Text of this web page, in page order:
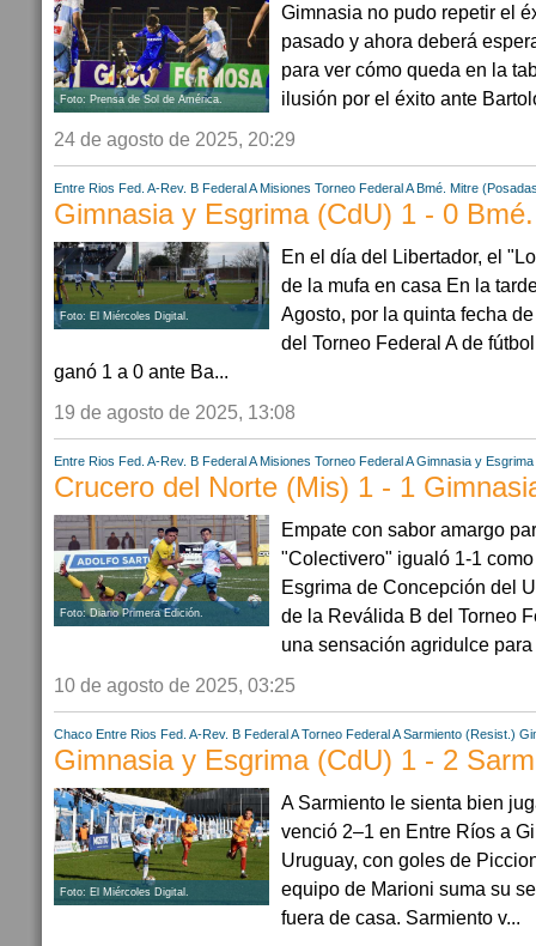
Foto: Prensa de Sol de América.
Gimnasia no pudo repetir el
pasado y ahora deberá
para ver cómo queda en la
ilusión por el éxito ante
24 de agosto de 2025, 20:29
Entre Rios Fed. A-Rev. B Federal A Misiones Torneo Federal A Bmé. Mitre
Gimnasia y Esgrima (CdU) 1 - 0
Foto: El Miércoles Digital.
En el día del Libertador, el
de la mufa en casa En la
Agosto, por la quinta fecha
del Torneo Federal A de
ganó 1 a 0 ante Ba...
19 de agosto de 2025, 13:08
Entre Rios Fed. A-Rev. B Federal A Misiones Torneo Federal A Gimnasia y
Crucero del Norte (Mis) 1 - 1
Foto: Diario Primera Edición.
Empate con sabor amargo
"Colectivero" igualó 1-1
Esgrima de Concepción del
de la Reválida B del Torneo
una sensación agridulce para
10 de agosto de 2025, 03:25
Chaco Entre Rios Fed. A-Rev. B Federal A Torneo Federal A Sarmiento (Resist.)
Gimnasia y Esgrima (CdU) 1 - 2
Foto: El Miércoles Digital.
A Sarmiento le sienta bien
venció 2–1 en Entre Ríos a
Uruguay, con goles de
equipo de Marioni suma su
fuera de casa. Sarmiento v...